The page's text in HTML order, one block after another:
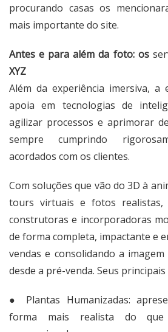
procurando casas os
mais importante do site.
Antes e para além da foto: os
XYZ
Além da experiência imersiva, a
apoia em tecnologias de
agilizar processos e aprimorar
sempre cumprindo
acordados com os clientes.
Com soluções que vão do 3D à
tours virtuais e fotos realistas,
construtoras e incorporadoras
de forma completa, impactante e
vendas e consolidando a
desde a pré-venda. Seus
● Plantas Humanizadas:
forma mais realista do